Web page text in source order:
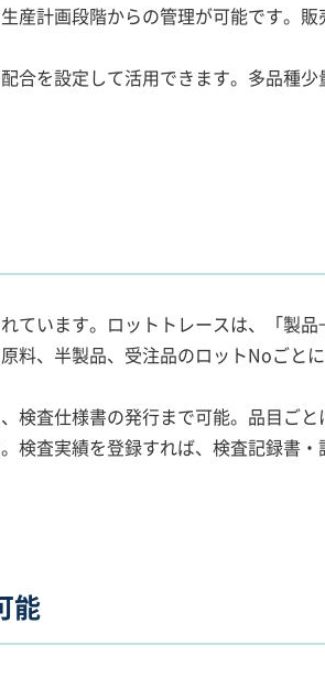
産計画段階からの管理が可能です。販
合を設定して活用できます。多品種少
ています。ロットトレースは、「製
料、半製品、受注品のロットNoごと
検査仕様書の発行まで可能。品目ごと
検査実績を登録すれば、検査記録書・
能